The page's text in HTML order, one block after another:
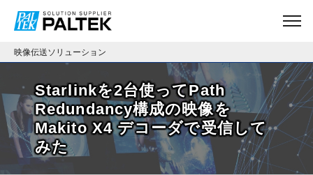
映像伝送ソリューション
Starlinkを2台使ってPath
Redundancy構成の映像を
Makito X4 デコーダで受信して
みた